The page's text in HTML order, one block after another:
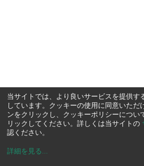
当サイトでは、より良いサービスを提供す
しています。クッキーの使用に同意いただ
ンをクリックし、クッキーポリシーについ
リックしてください。詳しくは当サイトの
認ください。
詳細を見る ...